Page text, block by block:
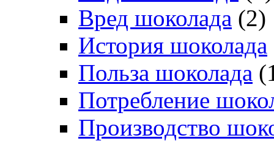
Вред шоколада (2)
История шоколада
Польза шоколада
Потребление
Производство